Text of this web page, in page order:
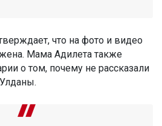
что на фото и видео
Мама Адилета также
о том, почему не рассказали